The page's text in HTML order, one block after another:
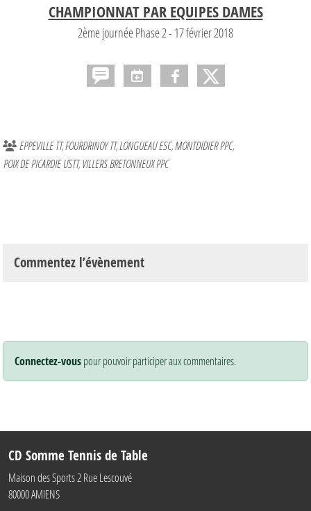
CHAMPIONNAT PAR EQUIPES DAMES
2ème journée Phase 2 - 17 février 2018
EPPEVILLE TT FOURDRINOY TT LONGUEAU ESC MONTDIDIER PPC
POIX DE PICARDIE USTT VILLERS BRETONNEUX PPC
Commentez l’évènement
Connectez-vouspour pouvoir participer aux commentaires.
CD Somme Tennis de Table
Maison des Sports 2 Rue Lescouvé
80000AMIENS